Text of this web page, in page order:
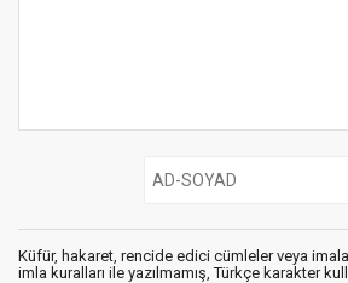
Küfür, hakaret, rencide edici cümleler veya
imla kuralları ile yazılmamış, Türkçe karakter